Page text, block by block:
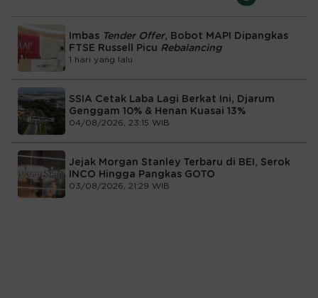
Imbas Tender Offer, Bobot MAPI Dipangkas
FTSE Russell Picu Rebalancing
1 hari yang lalu
SSIA Cetak Laba Lagi Berkat Ini, Djarum
Genggam 10% & Henan Kuasai 13%
04/08/2026, 23:15 WIB
Jejak Morgan Stanley Terbaru di BEI, Serok
INCO Hingga Pangkas GOTO
03/08/2026, 21:29 WIB